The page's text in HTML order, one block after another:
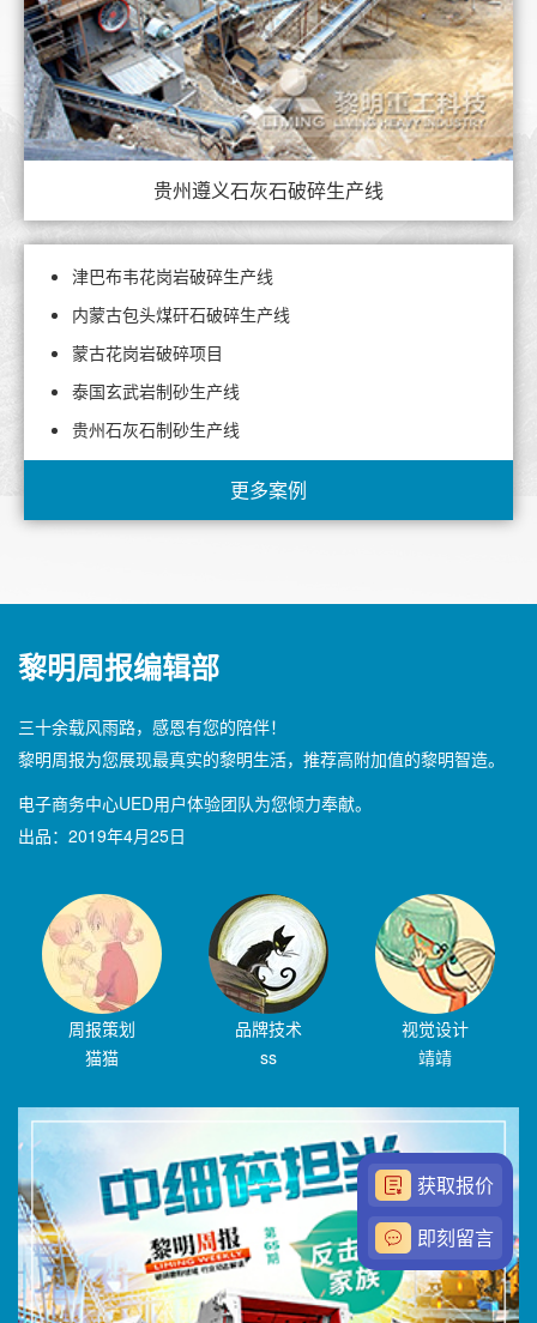
贵州遵义石灰石破碎生产线
津巴布韦花岗岩破碎生产线
内蒙古包头煤矸石破碎生产线
蒙古花岗岩破碎项目
泰国玄武岩制砂生产线
贵州石灰石制砂生产线
更多案例
黎明周报编辑部
三十余载风雨路，感恩有您的陪伴！
黎明周报为您展现最真实的黎明生活，推荐高附加值的黎明智造。
电子商务中心UED用户体验团队为您倾力奉献。
出品：2019年4月25日
周报策划
猫猫
品牌技术
ss
视觉设计
靖靖
获取报价
即刻留言